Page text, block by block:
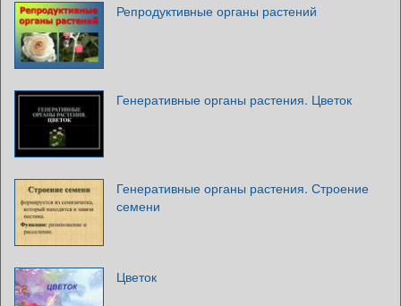
Репродуктивные органы растений
Генеративные органы растения. Цветок
Генеративные органы растения. Строение
семени
Цветок